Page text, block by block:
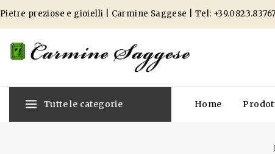
Pietre preziose e gioielli | Carmine Saggese | Tel:
Tutte le categorie Home